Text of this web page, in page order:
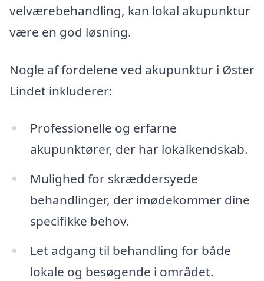
velværebehandling, kan lokal akupunktur
være en god løsning.
Nogle af fordelene ved akupunktur i Øster
Lindet inkluderer:
Professionelle og erfarne
akupunktører, der har lokalkendskab.
Mulighed for skræddersyede
behandlinger, der imødekommer dine
specifikke behov.
Let adgang til behandling for både
lokale og besøgende i området.